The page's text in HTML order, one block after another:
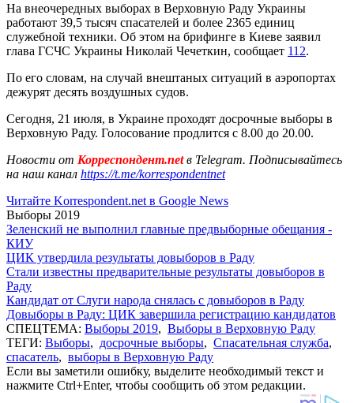
На внеочередных выборах в Верховную Раду Украины
работают 39,5 тысяч спасателей и более 2365 единиц
служебной техники. Об этом на брифинге в Киеве заявил
глава ГСЧС Украины Николай Чечеткин, сообщает 112.
По его словам, на случай внештаных ситуаций в аэропортах
дежурят десять воздушных судов.
Сегодня, 21 июля, в Украине проходят досрочные выборы в
Верховную Раду. Голосование продлится с 8.00 до 20.00.
Новости от Корреспондент.netв Telegram. Подписывайтесь
на наш канал https://t.me/korrespondentnet
Читайте Korrespondent.net в Google News
Выборы 2019
Зеленский не выполнил главные предвыборные обещания -
КИУ
ЦИК утвердила результаты довыборов в Раду
Стали известны предварительные результаты довыборов в
Раду
Кандидат от Слуги народа снялась с довыборов в Раду
Довыборы в Раду: ЦИК завершила регистрацию кандидатов
СПЕЦТЕМА: Выборы 2019, Выборы в Верховную Раду
ТЕГИ: Выборы, досрочные выборы, Спасательная служба,
спасатель, выборы в Верховную Раду
Если вы заметили ошибку, выделите необходимый текст и
нажмите Ctrl+Enter, чтобы сообщить об этом редакции.